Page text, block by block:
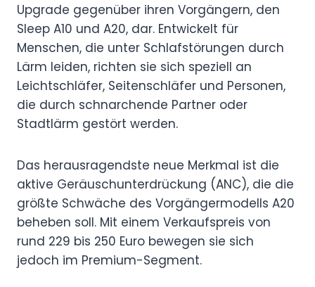
Upgrade gegenüber ihren Vorgängern, den
Sleep A10 und A20, dar. Entwickelt für
Menschen, die unter Schlafstörungen durch
Lärm leiden, richten sie sich speziell an
Leichtschläfer, Seitenschläfer und Personen,
die durch schnarchende Partner oder
Stadtlärm gestört werden.
Das herausragendste neue Merkmal ist die
aktive Geräuschunterdrückung (ANC), die die
größte Schwäche des Vorgängermodells A20
beheben soll. Mit einem Verkaufspreis von
rund 229 bis 250 Euro bewegen sie sich
jedoch im Premium-Segment.